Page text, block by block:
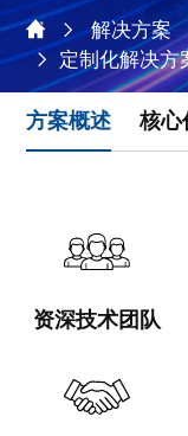
解决方案
定制化解决方
方案概述 核心
资深技术团队